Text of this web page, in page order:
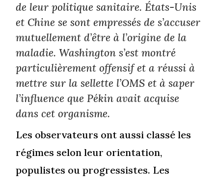
de leur politique sanitaire. États-Unis
et Chine se sont empressés de s’accuser
mutuellement d’être à l’origine de la
maladie. Washington s’est montré
particulièrement offensif et a réussi à
mettre sur la sellette l’OMS et à saper
l’influence que Pékin avait acquise
dans cet organisme.
Les observateurs ont aussi classé les
régimes selon leur orientation,
populistes ou progressistes. Les